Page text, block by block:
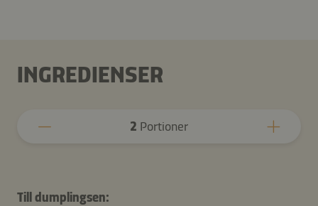
INGREDIENSER
2 Portioner
Till dumplingsen: